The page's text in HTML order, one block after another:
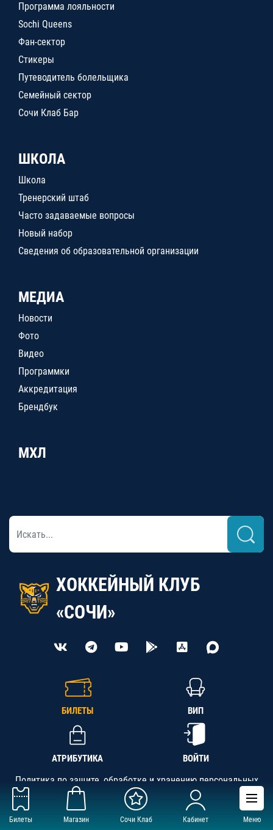
Билеты Магазин Сочи Клаб Кабинет Меню
Программа лояльности
Sochi Queens
Фан-сектор
Стикеры
Путеводитель болельщика
Семейный сектор
Сочи Клаб Бар
ШКОЛА
Школа
Тренерский штаб
Часто задаваемые вопросы
Новый набор
Сведения об образовательной организации
МЕДИА
Новости
Фото
Видео
Программки
Аккредитация
Брендбук
МХЛ
ХОККЕЙНЫЙ КЛУБ
«СОЧИ»
БИЛЕТЫ ВИП
АТРИБУТИКА ВОЙТИ
Политика по защите, обработке и хранению персональных
данных
АНО «СК «Кубань-Регион», ОГРН 1142300002349,